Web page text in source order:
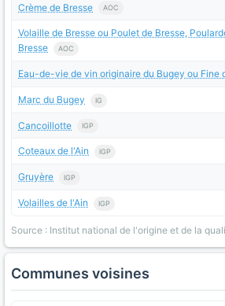
Crème de Bresse AOC
Volaille de Bresse ou Poulet de Bresse,
Bresse
AOC
Eau-de-vie de vin originaire du Bugey ou Fine
Marc du Bugey IG
Cancoillotte IGP
Coteaux de l'Ain IGP
Gruyère IGP
Volailles de l'Ain IGP
Source : Institut national de l'origine et de la
Communes voisines